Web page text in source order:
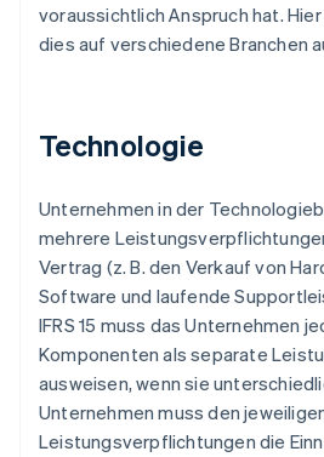
voraussichtlich Anspruch hat.
dies auf verschiedene Branchen
Technologie
Unternehmen in der
mehrere
Vertrag (z. B. den Verkauf von
Software und laufende
IFRS 15 muss das Unternehmen
Komponenten als separate
ausweisen, wenn sie
Unternehmen muss den
Leistungsverpflichtungen die